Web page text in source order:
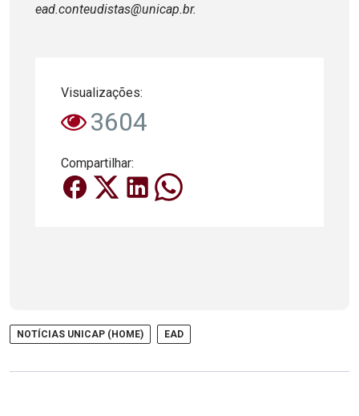
ead.conteudistas@unicap.br.
Visualizações:
3604
Compartilhar:
NOTÍCIAS UNICAP (HOME) EAD